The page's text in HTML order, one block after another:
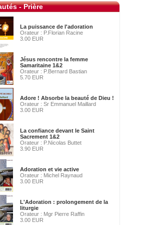
- Prière
La puissance de l'adoration
Orateur : P.Florian Racine
3.00 EUR
Jésus rencontre la femme
Samaritaine 1&2
Orateur : P.Bernard Bastian
5.70 EUR
Adore ! Absorbe la beauté de Dieu !
Orateur : Sr Emmanuel Maillard
3.00 EUR
La confiance devant le Saint
Sacrement 1&2
Orateur : P.Nicolas Buttet
3.90 EUR
Adoration et vie active
Orateur : Michel Raynaud
3.00 EUR
L'Adoration : prolongement de la
liturgie
Orateur : Mgr Pierre Raffin
3.00 EUR